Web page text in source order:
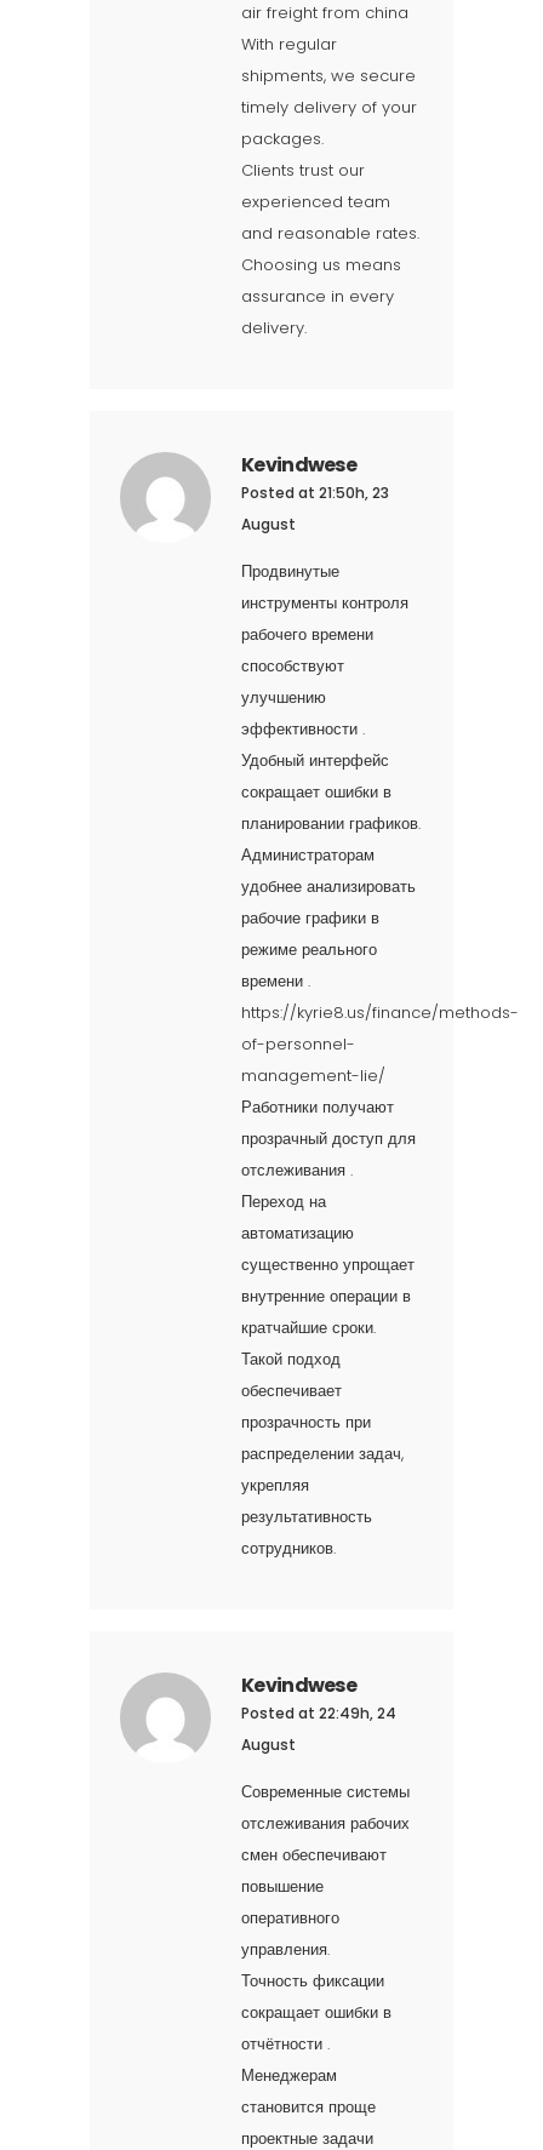
air freight from china
With regular
shipments, we secure
timely delivery of your
packages.
Clients trust our
experienced team
and reasonable rates.
Choosing us means
assurance in every
delivery.
Kevindwese
Posted at 21:50h, 23
August
Продвинутые
инструменты контроля
рабочего времени
способствуют
улучшению
эффективности .
Удобный интерфейс
сокращает ошибки в
планировании графиков.
Администраторам
удобнее анализировать
рабочие графики в
режиме реального
времени .
https://kyrie8.us/finance/methods-
of-personnel-
management-lie/
Работники получают
прозрачный доступ для
отслеживания .
Переход на
автоматизацию
существенно упрощает
внутренние операции в
кратчайшие сроки.
Такой подход
обеспечивает
прозрачность при
распределении задач,
укрепляя
результативность
сотрудников.
Kevindwese
Posted at 22:49h, 24
August
Современные системы
отслеживания рабочих
смен обеспечивают
повышение
оперативного
управления.
Точность фиксации
сокращает ошибки в
отчётности .
Менеджерам
становится проще
проектные задачи